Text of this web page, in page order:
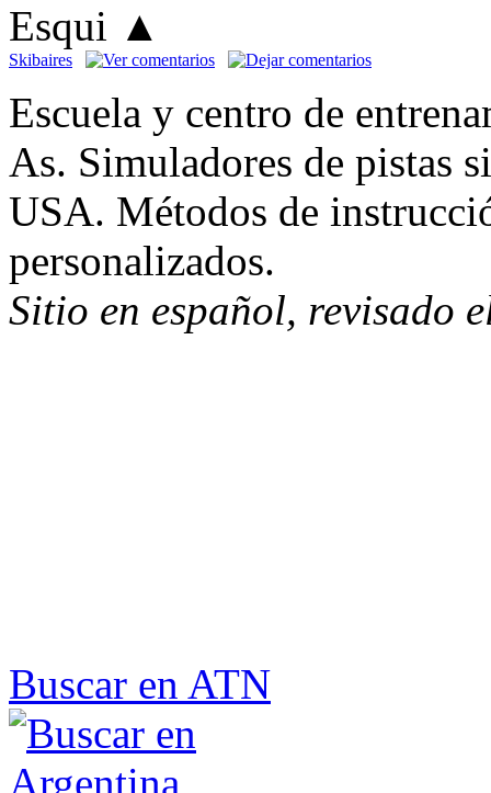
Esqui ▲
Skibaires
Escuela y centro de
As. Simuladores de pistas
USA. Métodos de
personalizados.
Sitio en español, revisado
Buscar en ATN